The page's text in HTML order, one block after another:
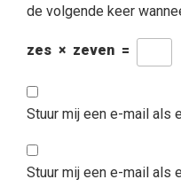
de volgende keer
zes × zeven =
Stuur mij een e-mail als
Stuur mij een e-mail als